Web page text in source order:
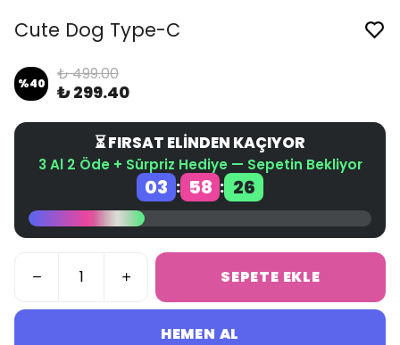
Cute Dog Type-C
%40 ₺ 499.00
₺ 299.40
⏳ FIRSAT ELİNDEN KAÇIYOR
3 Al 2 Öde + Sürpriz Hediye — Sepetin Bekliyor
03 : 58 : 26
SEPETE EKLE
HEMEN AL